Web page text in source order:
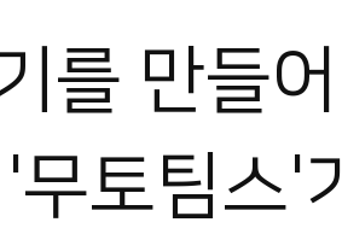
를 만들
무토팀스'